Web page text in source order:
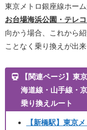
東京メトロ銀座線ホー
お台場海浜公園・テレ
向かう場合、これから
ことなく乗り換えが出来
【関連ページ】東
海道線・山手線・
乗り換えルート
【新橋駅】東京